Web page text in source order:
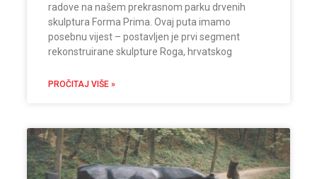
radove na našem prekrasnom parku drvenih
skulptura Forma Prima. Ovaj puta imamo
posebnu vijest – postavljen je prvi segment
rekonstruirane skulpture Roga, hrvatskog
PROČITAJ VIŠE »